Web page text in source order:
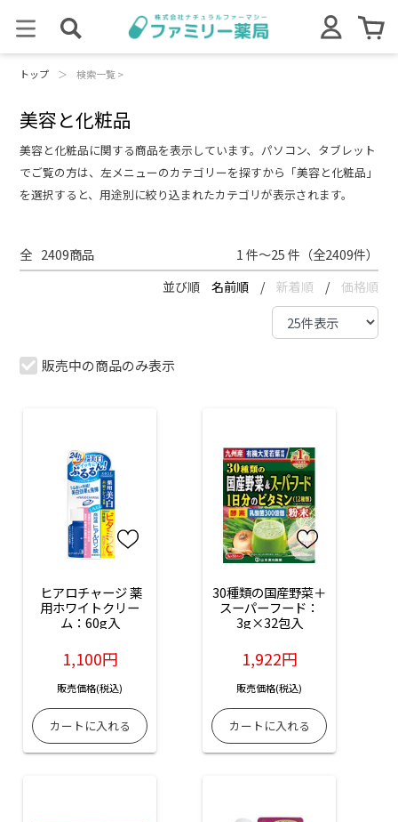
トップ ＞ 検索一覧 >
美容と化粧品
美容と化粧品に関する商品を表示しています。パソコン、タブレット
でご覧の方は、左メニューのカテゴリーを探すから「美容と化粧品」
を選択すると、用途別に絞り込まれたカテゴリが表示されます。
全 2409商品 1 件～25 件（全2409件）
並び順 名前順 / 新着順 / 価格順
販売中の商品のみ表示
ヒアロチャージ 薬
用ホワイトクリー
ム：60g入
1,100円
販売価格(税込)
30種類の国産野菜＋
スーパーフード：
3g×32包入
1,922円
販売価格(税込)